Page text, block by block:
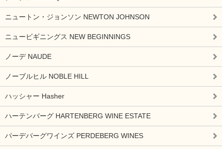
ニュートン・ジョンソン NEWTON JOHNSON
ニュービギニングス NEW BEGINNINGS
ノーデ NAUDE
ノーブルヒル NOBLE HILL
ハッシャー Hasher
ハーテンバーグ HARTENBERG WINE ESTATE
パーデバーグワインズ PERDEBERG WINES